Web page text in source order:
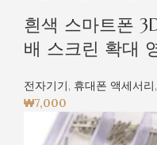
흰색 스마트폰
배 스크린 확대
전자기기, 휴대폰 액세서리,
₩7,000